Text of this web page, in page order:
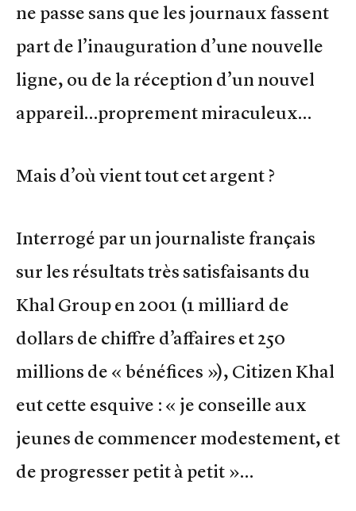
ne passe sans que les journaux fassent
part de l’inauguration d’une nouvelle
ligne, ou de la réception d’un nouvel
appareil…proprement miraculeux…
Mais d’où vient tout cet argent ?
Interrogé par un journaliste français
sur les résultats très satisfaisants du
Khal Group en 2001 (1 milliard de
dollars de chiffre d’affaires et 250
millions de « bénéfices »), Citizen Khal
eut cette esquive : « je conseille aux
jeunes de commencer modestement, et
de progresser petit à petit »…